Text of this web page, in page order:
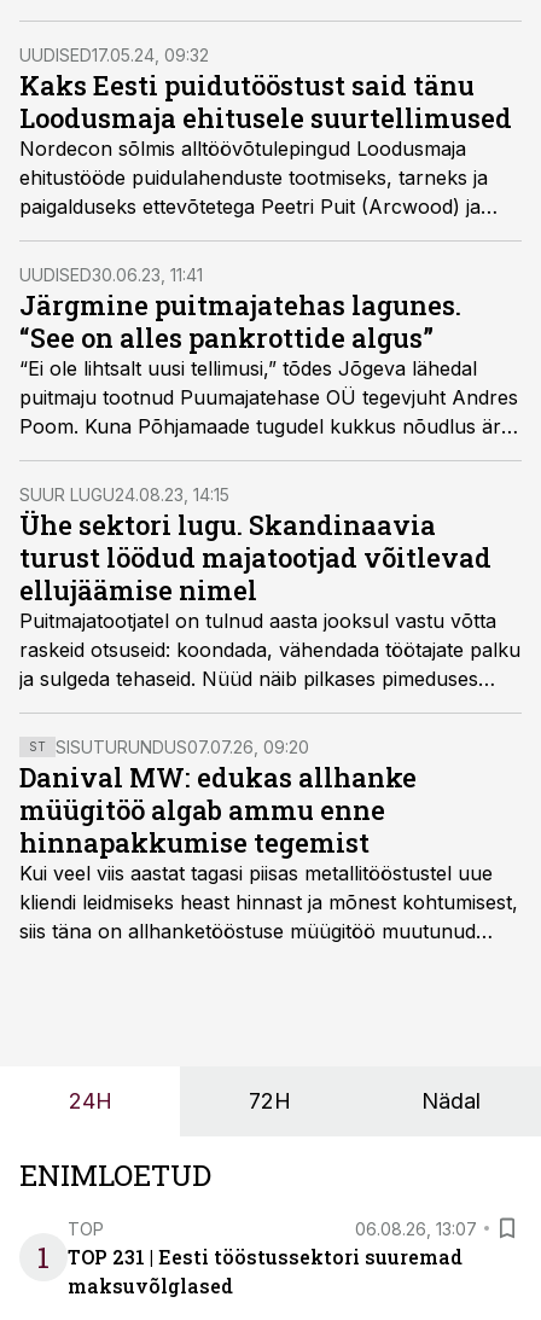
Žõtomõri oblastisse Ukrainas.
UUDISED17.05.24, 09:32
Kaks Eesti puidutööstust said tänu
Loodusmaja ehitusele suurtellimused
Nordecon sõlmis alltöövõtulepingud Loodusmaja
ehitustööde puidulahenduste tootmiseks, tarneks ja
paigalduseks ettevõtetega Peetri Puit (Arcwood) ja
EstNor.
UUDISED30.06.23, 11:41
Järgmine puitmajatehas lagunes.
“See on alles pankrottide algus”
“Ei ole lihtsalt uusi tellimusi,” tõdes Jõgeva lähedal
puitmaju tootnud Puumajatehase OÜ tegevjuht Andres
Poom. Kuna Põhjamaade tugudel kukkus nõudlus ära,
pani majatootja oma tootmisliinid lõplikult seisma,
koondas töötajad ja andis pankrotiavalduse sisse.
SUUR LUGU24.08.23, 14:15
Ühe sektori lugu. Skandinaavia
turust löödud majatootjad võitlevad
ellujäämise nimel
Puitmajatootjatel on tulnud aasta jooksul vastu võtta
raskeid otsuseid: koondada, vähendada töötajate palku
ja sulgeda tehaseid. Nüüd näib pilkases pimeduses
paistvat ka valguskiiri.
ST SISUTURUNDUS07.07.26, 09:20
Danival MW: edukas allhanke
müügitöö algab ammu enne
hinnapakkumise tegemist
Kui veel viis aastat tagasi piisas metallitööstustel uue
kliendi leidmiseks heast hinnast ja mõnest kohtumisest,
siis täna on allhanketööstuse müügitöö muutunud
24H 72H Nädal
ENIMLOETUD
1
TOP 06.08.26, 13:07
TOP 231 | Eesti tööstussektori suuremad
maksuvõlglased